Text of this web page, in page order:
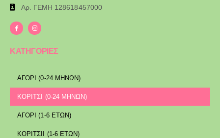
Αρ. ΓΕΜΗ 128618457000
ΚΑΤΗΓΟΡΙΕΣ
ΑΓΟΡΙ (0-24 ΜΗΝΩΝ)
ΚΟΡΙΤΣΙ (0-24 ΜΗΝΩΝ)
ΑΓΟΡΙ (1-6 ΕΤΩΝ)
ΚΟΡΙΤΣΙΙ (1-6 ΕΤΩΝ)